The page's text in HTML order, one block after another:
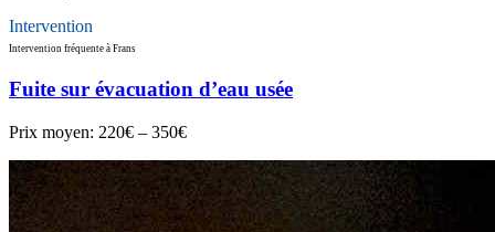
Intervention
Intervention fréquente à Frans
Fuite sur évacuation d’eau usée
Prix moyen: 220€ – 350€